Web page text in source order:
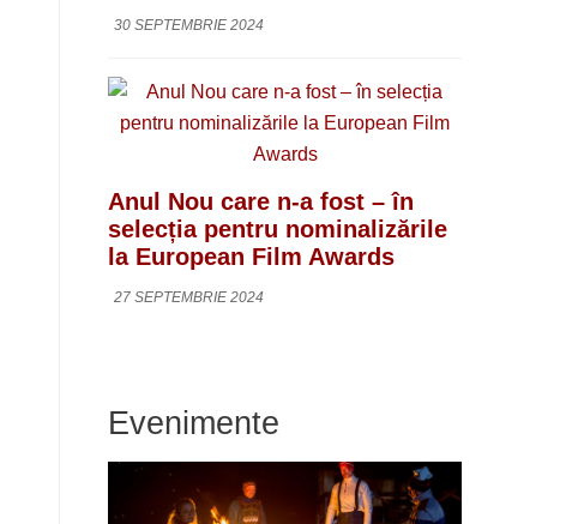
30 SEPTEMBRIE 2024
Anul Nou care n-a fost – în
selecția pentru nominalizările
la European Film Awards
27 SEPTEMBRIE 2024
Evenimente